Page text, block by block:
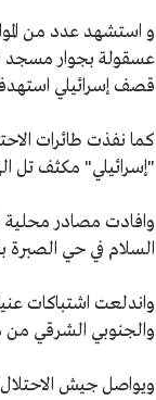
و استشهد عدد من
قصف إسرائيلي
"إسرائيلي" مكثف تل الهوا
وافادت مصادر محلية
السلام في حي الصبرة
واندلعت اشتباكات
والجنوبي الشرقي من
ويواصل جيش